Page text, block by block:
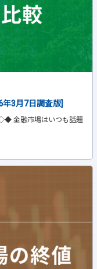
3月7日調査版]
金融市場はいつも話題